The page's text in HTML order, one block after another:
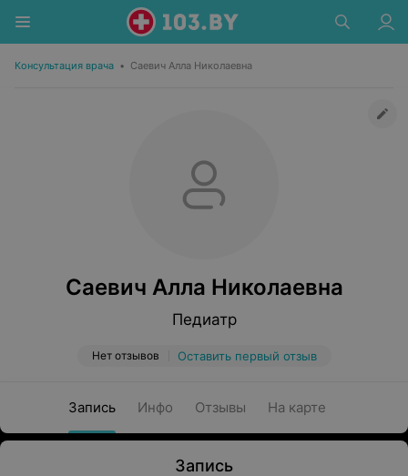
Консультация врача • Саевич Алла Николаевна
Саевич Алла Николаевна
Педиатр
Нет отзывов Оставить первый отзыв
Запись Инфо Отзывы На карте
Запись